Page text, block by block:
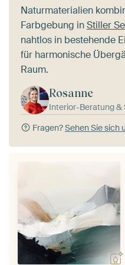
Naturmaterialien
Farbgebung inStiller
nahtlos in bestehende
für harmonische
Raum.
Rosanne
Interior-Beratung &
Fragen?Sehen Sie sich